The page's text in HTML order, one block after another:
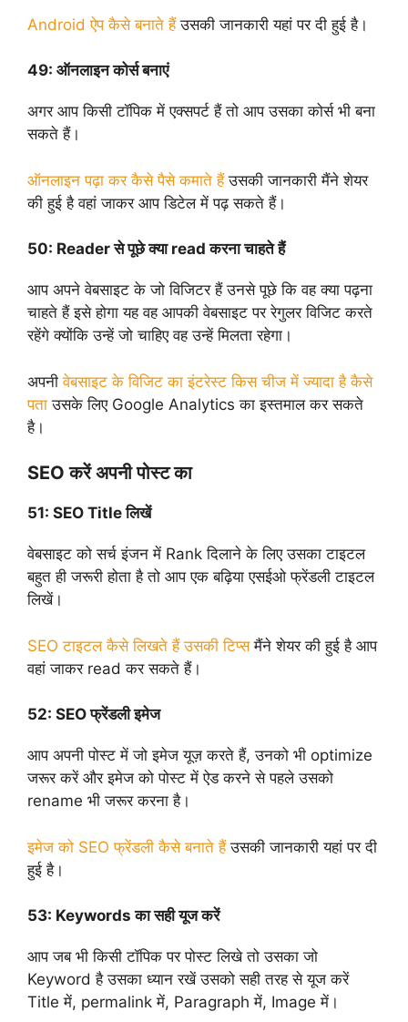
Android ऐप कैसे बनाते हैंउसकी जानकारी यहां पर दी हुई है।
49: ऑनलाइन कोर्स बनाएं
अगर आप किसी टॉपिक में एक्सपर्ट हैं तो आप उसका कोर्स भी बना
सकते हैं।
ऑनलाइन पढ़ा कर कैसे पैसे कमाते हैंउसकी जानकारी मैंने शेयर
की हुई है वहां जाकर आप डिटेल में पढ़ सकते हैं।
50: Reader से पूछे क्या read करना चाहते हैं
आप अपने वेबसाइट के जो विजिटर हैं उनसे पूछे कि वह क्या पढ़ना
चाहते हैं इसे होगा यह वह आपकी वेबसाइट पर रेगुलर विजिट करते
रहेंगे क्योंकि उन्हें जो चाहिए वह उन्हें मिलता रहेगा।
अपनीवेबसाइट के विजिट का इंटरेस्ट किस चीज में ज्यादा है कैसे
पता उसके लिए Google Analytics का इस्तमाल कर सकते
है।
SEO करें अपनी पोस्ट का
51: SEO Title लिखें
वेबसाइट को सर्च इंजन में Rank दिलाने के लिए उसका टाइटल
बहुत ही जरूरी होता है तो आप एक बढ़िया एसईओ फ्रेंडली टाइटल
लिखें।
SEO टाइटल कैसे लिखते हैं उसकी टिप्समैंने शेयर की हुई है आप
वहां जाकर read कर सकते हैं।
52: SEO फ्रेंडली इमेज
आप अपनी पोस्ट में जो इमेज यूज़ करते हैं, उनको भी optimize
जरूर करें और इमेज को पोस्ट में ऐड करने से पहले उसको
rename भी जरूर करना है।
इमेज को SEO फ्रेंडली कैसे बनाते हैंउसकी जानकारी यहां पर दी
हुई है।
53: Keywords का सही यूज करें
आप जब भी किसी टॉपिक पर पोस्ट लिखे तो उसका जो
Keyword है उसका ध्यान रखें उसको सही तरह से यूज करें
Title में, permalink में, Paragraph में, Image में।